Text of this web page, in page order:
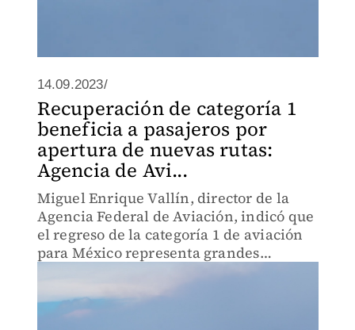
14.09.2023/
Recuperación de categoría 1
beneficia a pasajeros por
apertura de nuevas rutas:
Agencia de Avi...
Miguel Enrique Vallín, director de la
Agencia Federal de Aviación, indicó que
el regreso de la categoría 1 de aviación
para México representa grandes
beneficios para los pasajeros.